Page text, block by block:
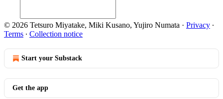
© 2026 Tetsuro Miyatake, Miki Kusano, Yujiro Numata · Privacy ∙
Terms ∙ Collection notice
Start your Substack
Get the app